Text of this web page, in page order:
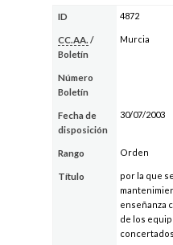
ID 4872
CC.AA. /
Boletín
Murcia
Número
Boletín
Fecha de
disposición
30/07/2003
Rango Orden
Título
por la que
enseñanza
de los
concertados